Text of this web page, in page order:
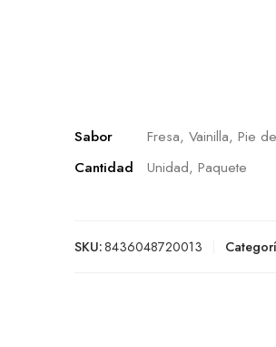
Sabor
Fresa, Vainilla, Pie
Cantidad
Unidad, Paquete
SKU:8436048720013